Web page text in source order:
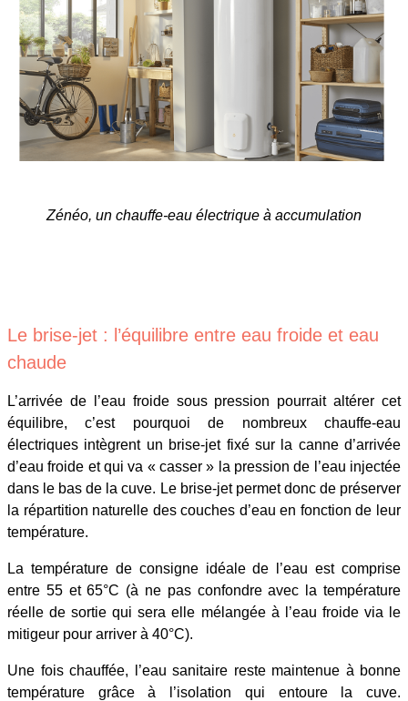
Zénéo, un chauffe-eau électrique à accumulation
Le brise-jet : l’équilibre entre eau froide et eau
chaude
L’arrivée de l’eau froide sous pression pourrait altérer cet
équilibre, c’est pourquoi de nombreux chauffe-eau
électriques intègrent un brise-jet fixé sur la canne d’arrivée
d’eau froide et qui va « casser » la pression de l’eau injectée
dans le bas de la cuve. Le brise-jet permet donc de préserver
la répartition naturelle des couches d’eau en fonction de leur
température.
La température de consigne idéale de l’eau est comprise
entre 55 et 65°C (à ne pas confondre avec la température
réelle de sortie qui sera elle mélangée à l’eau froide via le
mitigeur pour arriver à 40°C).
Une fois chauffée, l’eau sanitaire reste maintenue à bonne
température grâce à l’isolation qui entoure la cuve.